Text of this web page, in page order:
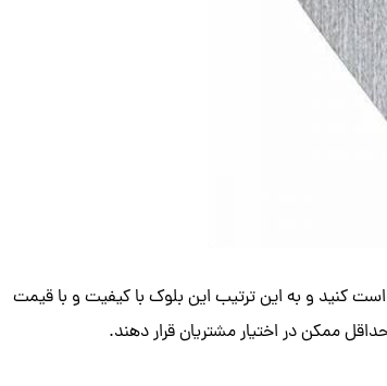
کنید و به این ترتیب این بلوک با کیفیت و با قیمت
حداقل ممکن در اختیار مشتریان قرار دهند.